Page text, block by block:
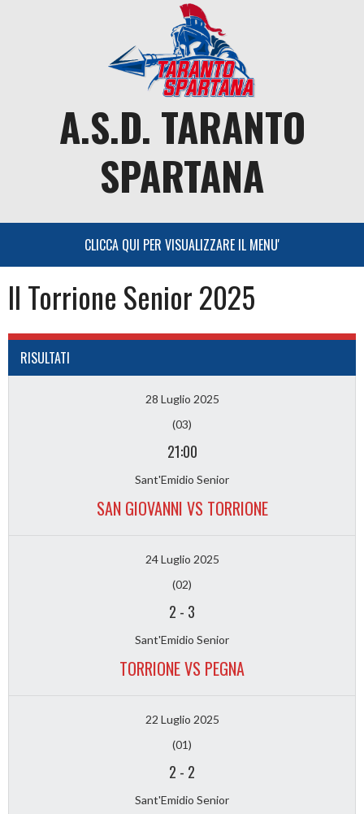
A.S.D. TARANTO
SPARTANA
Il Torrione Senior 2025
RISULTATI
28 Luglio 2025
(03)
21:00
Sant'Emidio Senior
SAN GIOVANNI VS TORRIONE
24 Luglio 2025
(02)
2 - 3
Sant'Emidio Senior
TORRIONE VS PEGNA
22 Luglio 2025
(01)
2 - 2
Sant'Emidio Senior